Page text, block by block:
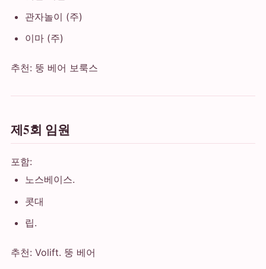
관자놀이 (주)
이마 (주)
추천: 뚱 베어 보룩스
제5회 임원
포함:
노스베이스.
콧대
립.
추천: Volift. 뚱 베어